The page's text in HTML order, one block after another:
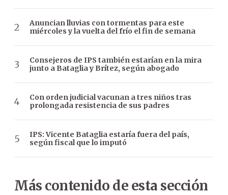
Anuncian lluvias con tormentas para este
miércoles y la vuelta del frío el fin de semana
Consejeros de IPS también estarían en la mira
junto a Bataglia y Brítez, según abogado
Con orden judicial vacunan a tres niños tras
prolongada resistencia de sus padres
IPS: Vicente Bataglia estaría fuera del país,
según fiscal que lo imputó
Más contenido de esta sección